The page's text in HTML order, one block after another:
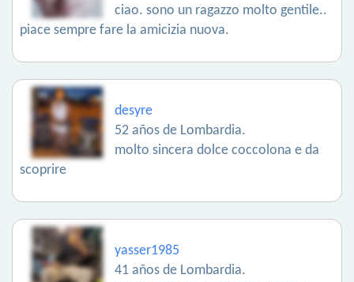
ciao. sono un ragazzo molto gentile..
piace sempre fare la amicizia nuova.
desyre
52 años de Lombardia.
molto sincera dolce coccolona e da
scoprire
yasser1985
41 años de Lombardia.